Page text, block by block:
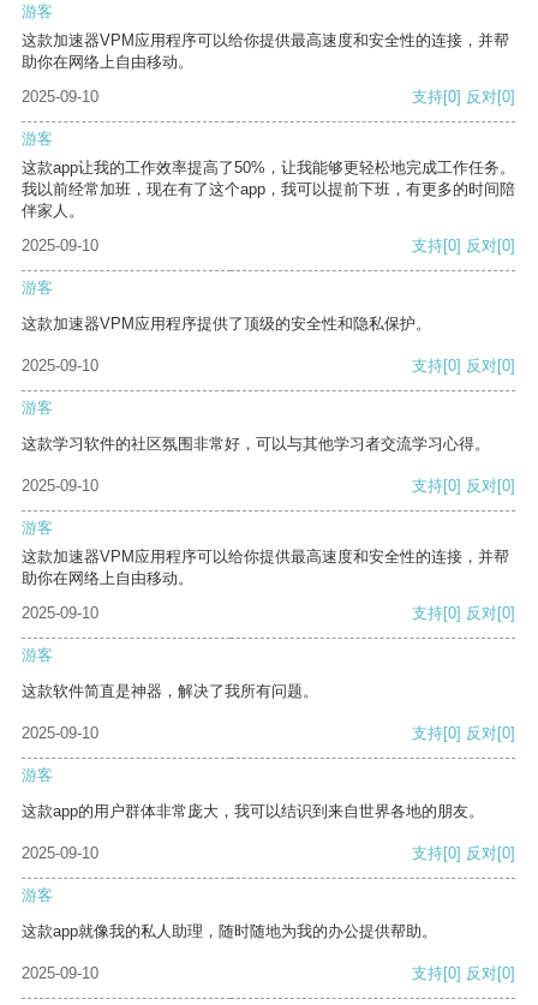
游客
这款加速器VPM应用程序可以给你提供最高速度和安全性的连接，并帮
助你在网络上自由移动。
2025-09-10
支持[0] 反对[0]
游客
这款app让我的工作效率提高了50%，让我能够更轻松地完成工作任务。
我以前经常加班，现在有了这个app，我可以提前下班，有更多的时间陪
伴家人。
2025-09-10
支持[0] 反对[0]
游客
这款加速器VPM应用程序提供了顶级的安全性和隐私保护。
2025-09-10 支持[0] 反对[0]
游客
这款学习软件的社区氛围非常好，可以与其他学习者交流学习心得。
2025-09-10 支持[0] 反对[0]
游客
这款加速器VPM应用程序可以给你提供最高速度和安全性的连接，并帮
助你在网络上自由移动。
2025-09-10
支持[0] 反对[0]
游客
这款软件简直是神器，解决了我所有问题。
2025-09-10 支持[0] 反对[0]
游客
这款app的用户群体非常庞大，我可以结识到来自世界各地的朋友。
2025-09-10 支持[0] 反对[0]
游客
这款app就像我的私人助理，随时随地为我的办公提供帮助。
2025-09-10 支持[0] 反对[0]